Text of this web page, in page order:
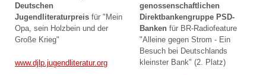
Deutschen
Jugendliteraturpreis für "Mein
Opa, sein Holzbein und der
Große Krieg"
www.djlp.jugendliteratur.org
genossenschaftlichen
Direktbankengruppe PSD-
Banken für BR-Radiofeature
"Alleine gegen Strom - Ein
Besuch bei Deutschlands
kleinster Bank" (2. Platz)